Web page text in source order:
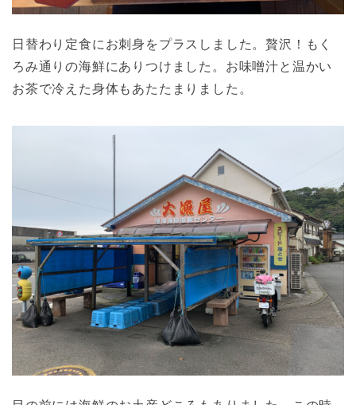
日替わり定食にお刺身をプラスしました。贅沢！もく
ろみ通りの海鮮にありつけました。お味噌汁と温かい
お茶で冷えた身体もあたたまりました。